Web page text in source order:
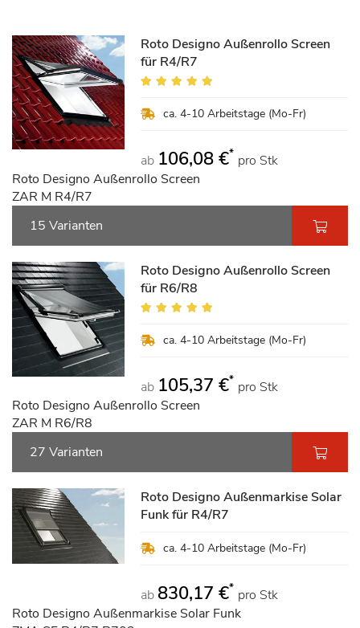
Roto Designo Außenrollo Screen
für R4/R7
Bewertung:
ca. 4-10 Arbeitstage (Mo-Fr)
ab 106,08 €* pro Stk
Roto Designo Außenrollo Screen
ZAR M R4/R7
15 Varianten
Roto Designo Außenrollo Screen
für R6/R8
Bewertung:
ca. 4-10 Arbeitstage (Mo-Fr)
ab 105,37 €* pro Stk
Roto Designo Außenrollo Screen
ZAR M R6/R8
27 Varianten
Roto Designo Außenmarkise Solar
Funk für R4/R7
ca. 4-10 Arbeitstage (Mo-Fr)
ab 830,17 €* pro Stk
Roto Designo Außenmarkise Solar Funk